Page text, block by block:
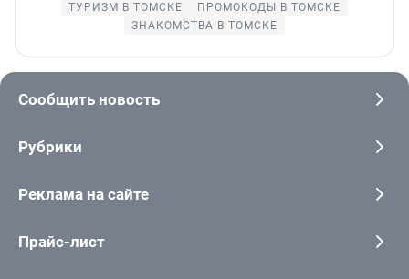
ТУРИЗМ В ТОМСКЕ
ПРОМОКОДЫ В ТОМСКЕ
ЗНАКОМСТВА В ТОМСКЕ
Сообщить новость
Рубрики
Реклама на сайте
Прайс-лист